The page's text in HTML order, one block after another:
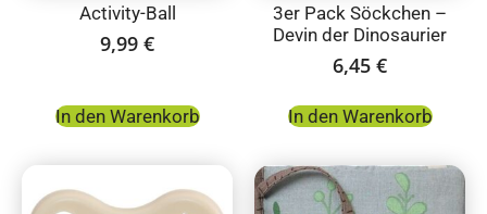
Activity-Ball
9,99 €
In den Warenkorb
3er Pack Söckchen –
Devin der Dinosaurier
6,45 €
In den Warenkorb